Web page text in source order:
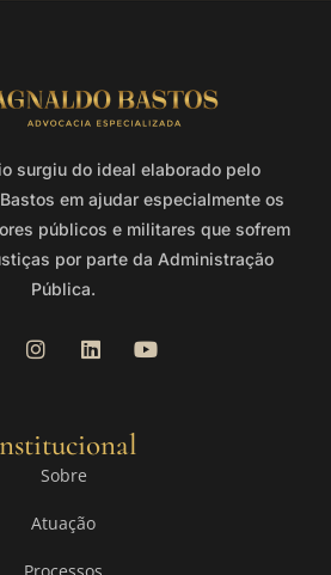
surgiu do ideal elaborado pelo
em ajudar especialmente os
públicos e militares que sofrem
por parte da Administração
Pública.
Sobre
Atuação